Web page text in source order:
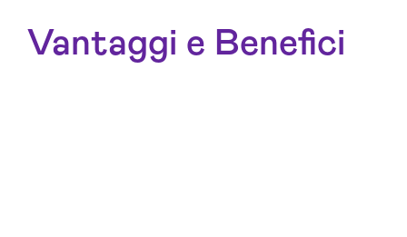
Vantaggi e Benefici